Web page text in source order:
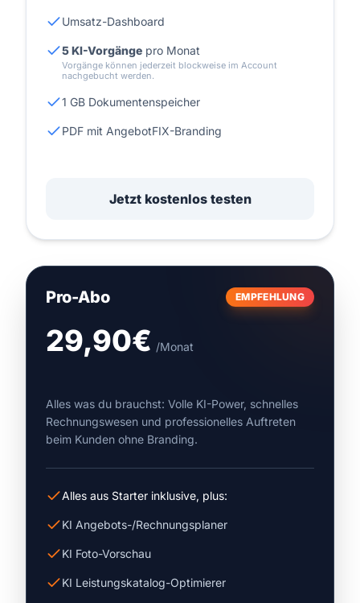
Umsatz-Dashboard
5 KI-Vorgänge pro Monat
Vorgänge können jederzeit blockweise im Account
nachgebucht werden.
1 GB Dokumentenspeicher
PDF mit AngebotFIX-Branding
Jetzt kostenlos testen
Pro-Abo EMPFEHLUNG
29,90€ /Monat
Alles was du brauchst: Volle KI-Power, schnelles
Rechnungswesen und professionelles Auftreten
beim Kunden ohne Branding.
Alles aus Starter inklusive, plus:
KI Angebots-/Rechnungsplaner
KI Foto-Vorschau
KI Leistungskatalog-Optimierer